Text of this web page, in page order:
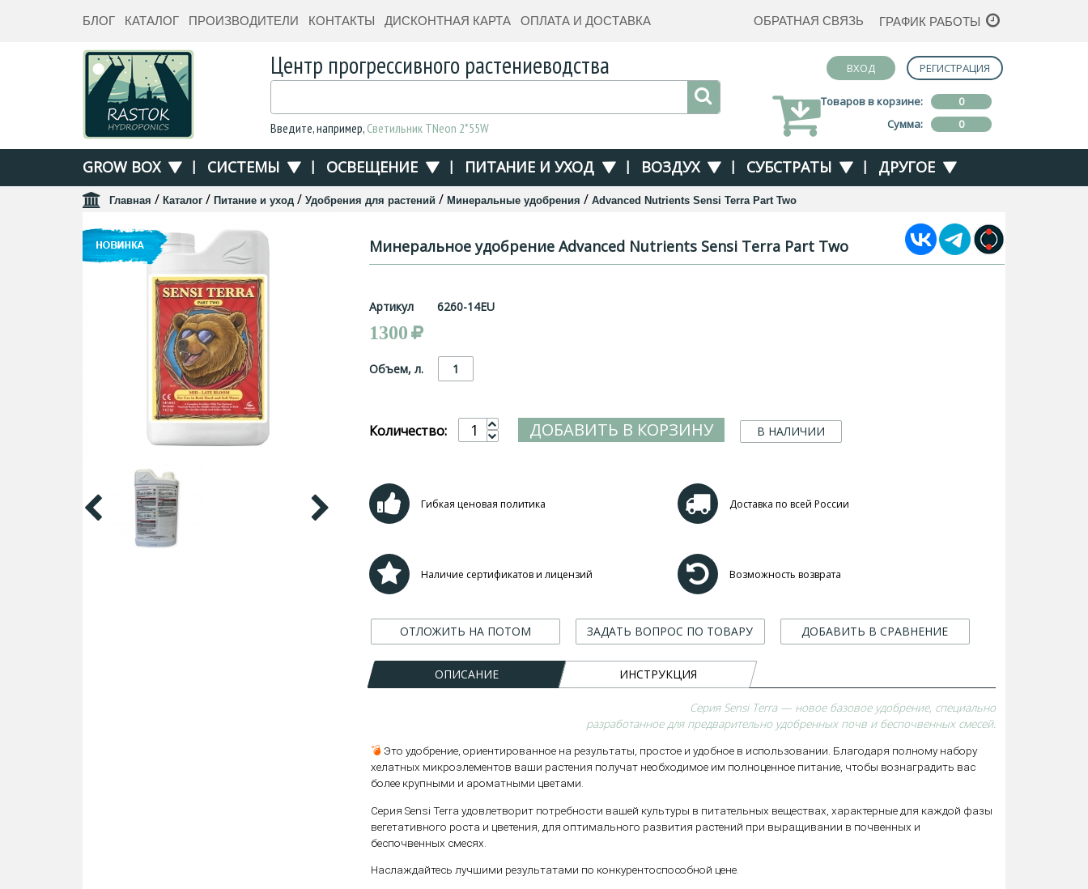
БЛОГ КАТАЛОГ ПРОИЗВОДИТЕЛИ КОНТАКТЫ ДИСКОНТНАЯ КАРТА ОПЛАТА И ДОСТАВКА ОБРАТНАЯ СВЯЗЬ ГРАФИК РАБОТЫ
Центр прогрессивного растениеводства
Введите, например, Светильник TNeon 2*55W
ВХОД РЕГИСТРАЦИЯ
Товаров в корзине:
0
Сумма:
0
GROW BOX | СИСТЕМЫ | ОСВЕЩЕНИЕ | ПИТАНИЕ И УХОД | ВОЗДУХ | СУБСТРАТЫ | ДРУГОЕ
Главная / Каталог / Питание и уход / Удобрения для растений / Минеральные удобрения / Advanced Nutrients Sensi Terra Part Two
Минеральное удобрение Advanced Nutrients Sensi Terra Part Two
Артикул 6260-14EU
1300
Объем, л. 1
Количество: ДОБАВИТЬ В КОРЗИНУ В НАЛИЧИИ
Гибкая ценовая политика Доставка по всей России
Наличие сертификатов и лицензий Возможность возврата
ОТЛОЖИТЬ НА ПОТОМ ЗАДАТЬ ВОПРОС ПО ТОВАРУ ДОБАВИТЬ В СРАВНЕНИЕ
ОПИСАНИЕ ИНСТРУКЦИЯ
Серия Sensi Terra — новое базовое удобрение, специально
разработанное для предварительно удобренных почв и беспочвенных смесей.
💣 Это удобрение, ориентированное на результаты, простое и удобное в использовании. Благодаря полному набору
хелатных микроэлементов ваши растения получат необходимое им полноценное питание, чтобы вознаградить вас
более крупными и ароматными цветами.
Серия Sensi Terra удовлетворит потребности вашей культуры в питательных веществах, характерные для каждой фазы
вегетативного роста и цветения, для оптимального развития растений при выращивании в почвенных и
беспочвенных смесях.
Наслаждайтесь лучшими результатами по конкурентоспособной цене.